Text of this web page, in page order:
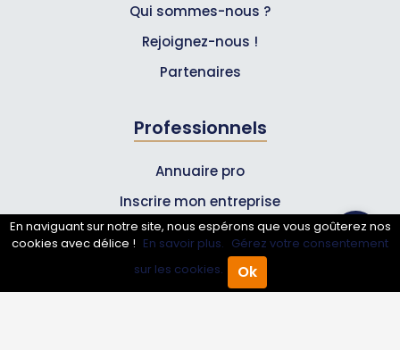
Annuaire Pro Agenda
Qui sommes-nous ?
Rejoignez-nous !
Partenaires
Professionnels
Annuaire pro
Inscrire mon entreprise
Les Abonnements Pros
Infos
En naviguant sur notre site, nous espérons que vous goûterez nos
cookies avec délice ! En savoir plus. Gérez votre consentement
sur les cookies.
Ok